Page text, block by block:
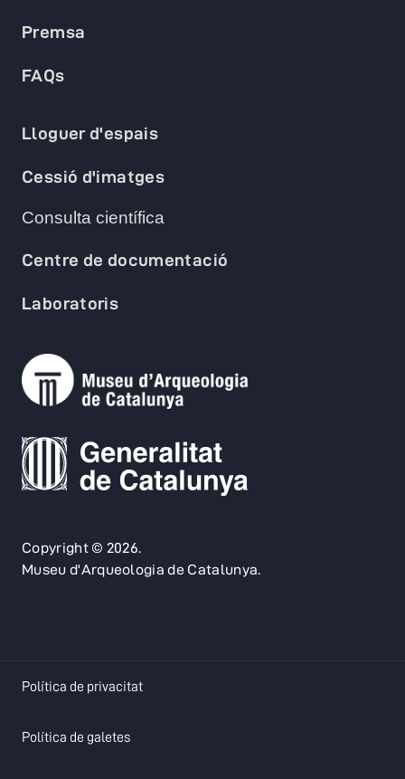
Copyright © 2026.
Museu d'Arqueologia de Catalunya.
Premsa
FAQs
Lloguer d'espais
Cessió d'imatges
Consulta científica
Centre de documentació
Laboratoris
Política de privacitatopens in a new tab
Política de galetesopens in a new tab